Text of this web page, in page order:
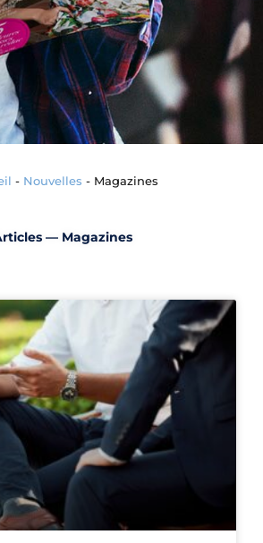
- Nouvelles - Magazines
— Magazines